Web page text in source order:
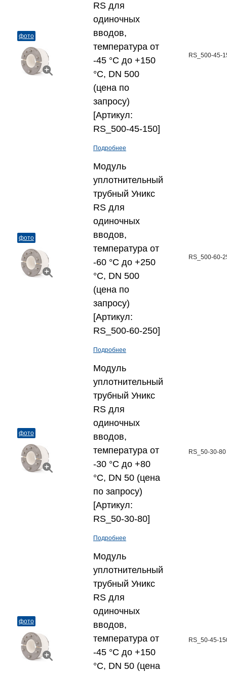
фото
RS для
одиночных
вводов,
температура от
-45 °C до +150
°C, DN 500
(цена по
запросу)
[Артикул:
RS_500-45-150]
Подробнее
RS_500-45-
фото
Модуль
уплотнительный
трубный Уникс
RS для
одиночных
вводов,
температура от
-60 °C до +250
°C, DN 500
(цена по
запросу)
[Артикул:
RS_500-60-250]
Подробнее
RS_500-60-
фото
Модуль
уплотнительный
трубный Уникс
RS для
одиночных
вводов,
температура от
-30 °C до +80
°C, DN 50 (цена
по запросу)
[Артикул:
RS_50-30-80]
Подробнее
RS_50-30-80
фото
Модуль
уплотнительный
трубный Уникс
RS для
одиночных
вводов,
температура от
-45 °C до +150
°C, DN 50 (цена
RS_50-45-